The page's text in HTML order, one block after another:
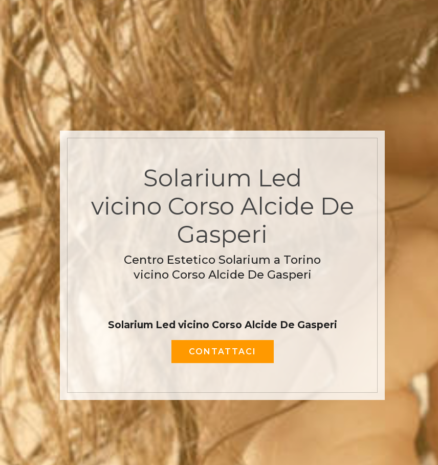
Solarium Led
vicino Corso Alcide De
Gasperi
Centro Estetico Solarium a Torino
vicino Corso Alcide De Gasperi
Solarium Led vicino Corso Alcide De Gasperi
CONTATTACI